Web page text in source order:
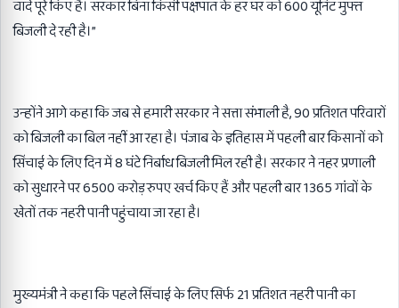
वादे पूरे किए हैं। सरकार बिना किसी पक्षपात के हर घर को600यूनिट मुफ्त
बिजली दे रही है।”
उन्होंने आगे कहा कि जब से हमारी सरकार ने सत्ता संभाली है, 90प्रतिशत परिवारों
को बिजली का बिल नहीं आ रहा है। पंजाब के इतिहास में पहली बार किसानों को
सिंचाई के लिए दिन में8घंटे निर्बाध बिजली मिल रही है। सरकार ने नहर प्रणाली
को सुधारने पर6500करोड़ रुपए खर्च किए हैं और पहली बार1365गांवों के
खेतों तक नहरी पानी पहुंचाया जा रहा है।
मुख्यमंत्री ने कहा कि पहले सिंचाई के लिए सिर्फ21प्रतिशत नहरी पानी का